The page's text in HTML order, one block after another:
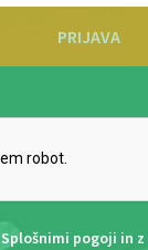
PRIJAVA
Splošnimi pogoji in z